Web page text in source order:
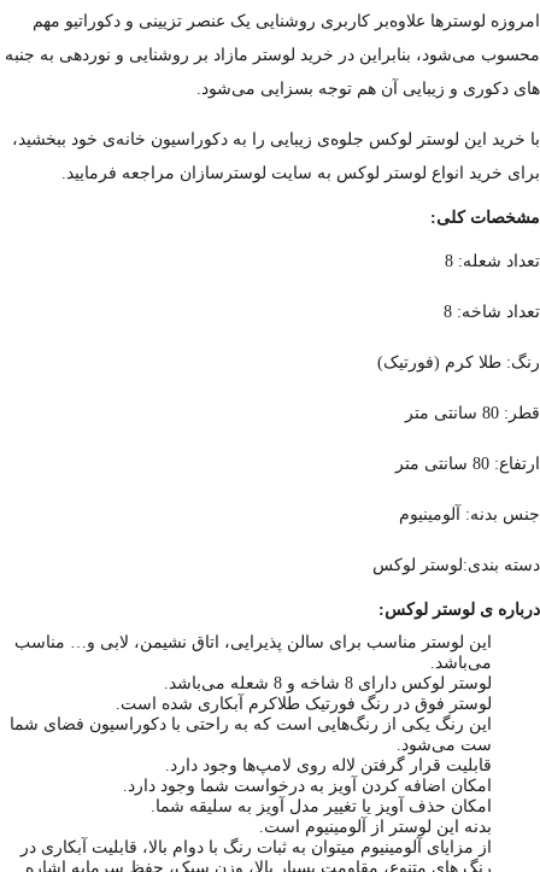
امروزه لوسترها علاوه‌بر کاربری روشنایی یک عنصر تزیینی و دکوراتیو مهم
محسوب می‌شود، بنابراین در خرید لوستر مازاد بر روشنایی و نوردهی به جنبه
های دکوری و زیبایی آن هم توجه بسزایی می‌شود.
با خرید این لوستر لوکس جلوه‌ی زیبایی را به دکوراسیون خانه‌ی خود ببخشید،
برای خرید انواع لوستر لوکس به سایت لوسترسازان مراجعه فرمایید.
مشخصات کلی:
تعداد شعله: 8
تعداد شاخه: 8
رنگ: طلا کرم (فورتیک)
قطر: 80 سانتی متر
ارتفاع: 80 سانتی متر
جنس بدنه: آلومینیوم
دسته بندی:لوستر لوکس
درباره ی لوستر لوکس:
این لوستر مناسب برای سالن پذیرایی، اتاق نشیمن، لابی و… مناسب
می‌باشد.
لوستر لوکس دارای 8 شاخه و 8 شعله می‌باشد.
لوستر فوق در رنگ فورتیک طلاکرم آبکاری شده است.
این رنگ یکی از رنگ‌هایی است که به راحتی با دکوراسیون فضای شما
ست می‌شود.
قابلیت قرار گرفتن لاله روی لامپ‌ها وجود دارد.
امکان اضافه کردن آویز به درخواست شما وجود دارد.
امکان حذف آویز یا تغییر مدل آویز به سلیقه شما.
بدنه این لوستر از آلومینیوم است.
از مزایای آلومینیوم میتوان به ثبات رنگ با دوام بالا، قابلیت آبکاری در
رنگ های متنوع، مقاومت بسیار بالا، وزن سبک، حفظ سرمایه اشاره